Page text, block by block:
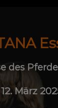
des
März